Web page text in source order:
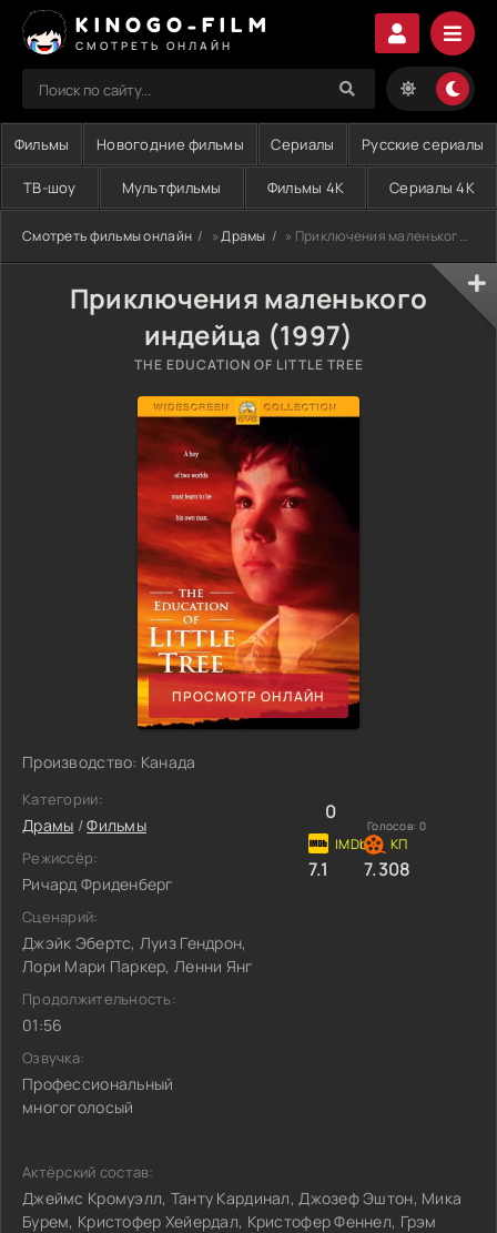
KINOGO-FILM
СМОТРЕТЬ ОНЛАЙН
Фильмы Новогодние фильмы Сериалы Русские сериалы
ТВ-шоу Мультфильмы Фильмы 4K Сериалы 4K
Смотреть фильмы онлайн »Драмы » Приключения маленького индейца (1997)
Приключения маленького
индейца (1997)
THE EDUCATION OF LITTLE TREE
ПРОСМОТР ОНЛАЙН
Производство: Канада
Категории:
Драмы /Фильмы
Режиссёр:
Ричард Фриденберг
Сценарий:
Джэйк Эбертс, Луиз Гендрон,
Лори Мари Паркер, Ленни Янг
Продолжительность:
01:56
Озвучка:
Профессиональный
многоголосый
0
Голосов: 0
7.1 7.308
Актёрский состав:
Джеймс Кромуэлл, Танту Кардинал, Джозеф Эштон, Мика
Бурем, Кристофер Хейердал, Кристофер Феннел, Грэм